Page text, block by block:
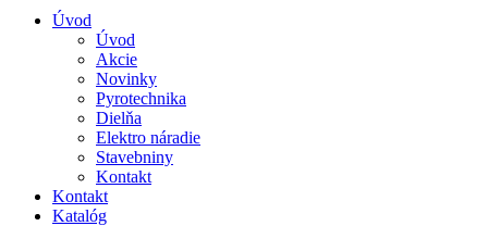
Úvod
Úvod
Akcie
Novinky
Pyrotechnika
Dielňa
Elektro náradie
Stavebniny
Kontakt
Kontakt
Katalóg